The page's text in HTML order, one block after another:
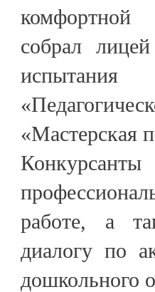
комфортной
собрал
испытания
«Мастерская
работе, а
диалогу по
дошкольного